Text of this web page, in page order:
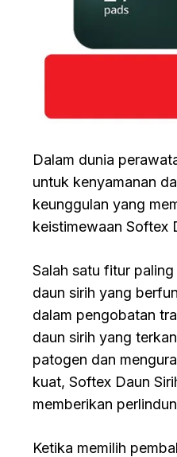
Dalam dunia
untuk kenyamanan
keunggulan yang
keistimewaan Softex
Salah satu fitur
daun sirih yang
dalam pengobatan
daun sirih yang
patogen dan
kuat, Softex Daun
memberikan
Ketika memilih